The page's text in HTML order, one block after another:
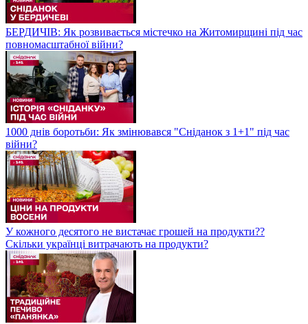
БЕРДИЧІВ: Як розвивається містечко на Житомирщині під час
повномасштабної війни?
1000 днів боротьби: Як змінювався "Сніданок з 1+1" під час
війни?
У кожного десятого не вистачає грошей на продукти??
Скільки українці витрачають на продукти?